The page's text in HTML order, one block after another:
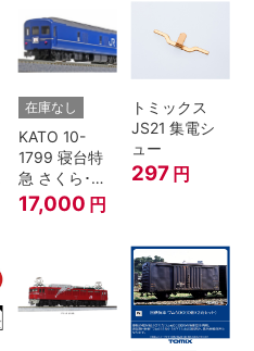
在庫なし
KATO 10-
1799 寝台特
急 さくら･は
やぶさ/富士
24系 9両セッ
17,000 円
トミックス
JS21 集電シ
ュー
297 円